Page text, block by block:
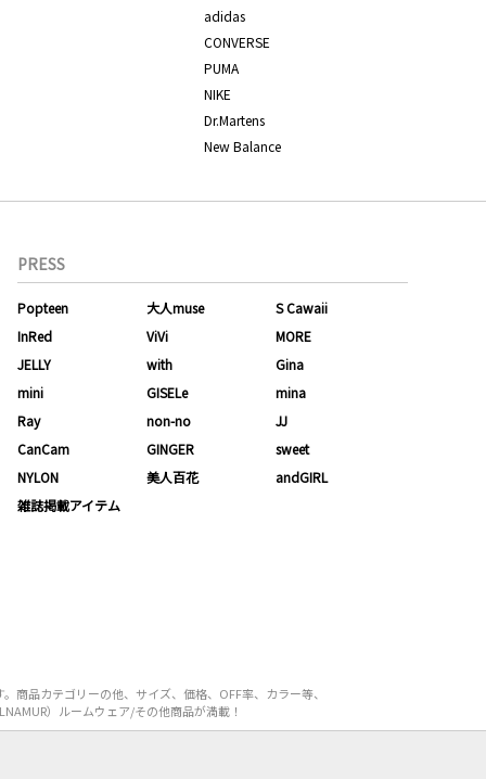
adidas
CONVERSE
PUMA
NIKE
Dr.Martens
New Balance
PRESS
Popteen 大人muse
S Cawaii
InRed
ViVi
MORE
JELLY
with
Gina
mini
GISELe
mina
Ray
non-no
JJ
CanCam
GINGER
sweet
NYLON
美人百花
andGIRL
雑誌掲載アイテム
商品カテゴリーの他、サイズ、価格、OFF率、カラー等、
）ルームウェア/その他商品が満載！